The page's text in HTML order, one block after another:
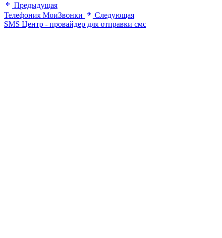
Предыдущая
Телефония МоиЗвонки
Следующая
SMS Центр - провайдер для отправки смс